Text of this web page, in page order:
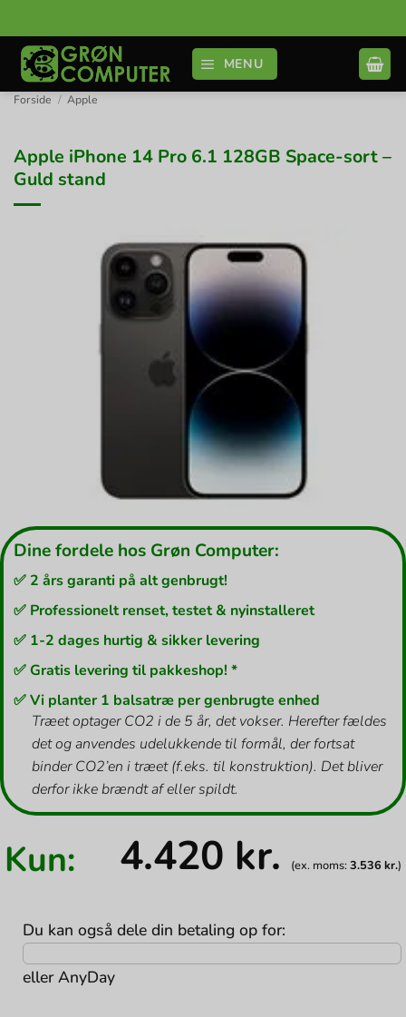
til
indhold
MENU
Forside / Apple
Apple iPhone 14 Pro 6.1 128GB Space-sort –
Guld stand
Dine fordele hos Grøn Computer:
✅ 2 års garanti på alt genbrugt!
✅ Professionelt renset, testet & nyinstalleret
✅ 1-2 dages hurtig & sikker levering
✅ Gratis levering til pakkeshop! *
✅ Vi planter 1 balsatræ per genbrugte enhed
Træet optager CO2 i de 5 år, det vokser. Herefter fældes
det og anvendes udelukkende til formål, der fortsat
binder CO2’en i træet (f.eks. til konstruktion). Det bliver
derfor ikke brændt af eller spildt.
Kun: 4.420 kr. (ex. moms:3.536 kr.)
Du kan også dele din betaling op for:
ellerAnyDay